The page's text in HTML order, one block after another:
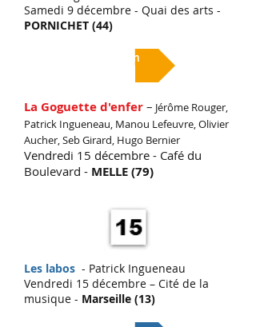
Samedi 9 décembre - Quai des arts -
PORNICHET (44)
Lien
La Goguette d'enfer – Jérôme Rouger,
Patrick Ingueneau, Manou Lefeuvre, Olivier
Aucher, Seb Girard, Hugo Bernier
Vendredi 15 décembre - Café du
Boulevard - MELLE (79)
Les labos - Patrick Ingueneau
Vendredi 15 décembre – Cité de la
musique - Marseille (13)